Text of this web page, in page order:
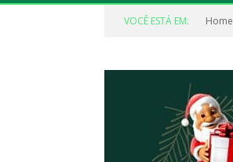
VOCÊ ESTÁ EM: Home